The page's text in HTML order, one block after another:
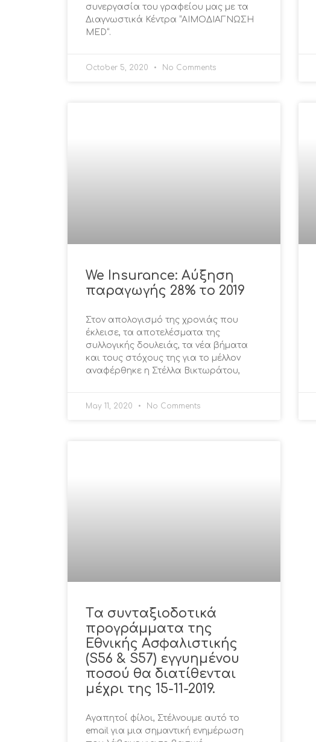
συνεργασία του γραφείου μας με τα
Διαγνωστικά Κέντρα “ΑΙΜΟΔΙΑΓΝΩΣΗ
MED“.
October 5, 2020 No Comments
We Insurance: Αύξηση
παραγωγής 28% το 2019
Στον απολογισμό της χρονιάς που
έκλεισε, τα αποτελέσματα της
συλλογικής δουλειάς, τα νέα βήματα
και τους στόχους της για το μέλλον
αναφέρθηκε η Στέλλα Βικτωράτου,
May 11, 2020 No Comments
Tα συνταξιοδοτικά
προγράμματα της
Εθνικής Ασφαλιστικής
(S56 & S57) εγγυημένου
ποσού θα διατίθενται
μέχρι της 15-11-2019.
Αγαπητοί φίλοι, Στέλνουμε αυτό το
email για μια σημαντική ενημέρωση